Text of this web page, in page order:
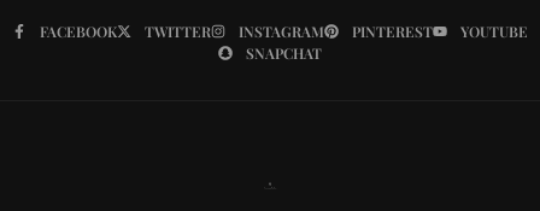
FACEBOOK TWITTER INSTAGRAM PINTEREST
YOUTUBE
SNAPCHAT